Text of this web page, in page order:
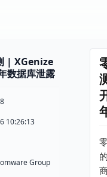
| XGenize
数据库泄露
10:26:13
Group